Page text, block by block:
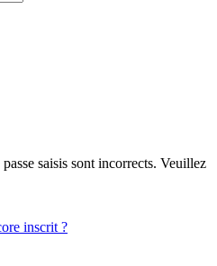
saisis sont incorrects. Veuillez
inscrit ?